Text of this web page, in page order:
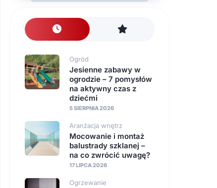
nawierzchnie
Instalacje
Ogród
Jesienne zabawy w
ogrodzie – 7 pomysłów
na aktywny czas z
dziećmi
5 SIERPNIA 2026
Aranżacja wnętrz
Mocowanie i montaż
balustrady szklanej –
na co zwrócić uwagę?
17 LIPCA 2026
Ogrzewanie